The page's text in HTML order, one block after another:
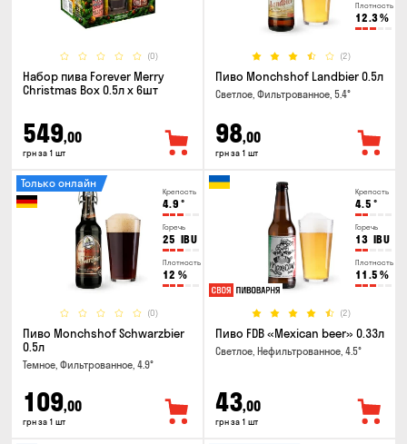
(0)
Набор пива Forever Merry
Christmas Box 0.5л x 6шт
549,00
грн за 1 шт
Плотность
12.3%
(2)
Пиво Monchshof Landbier 0.5л
Светлое, Фильтрованное, 5.4°
98,00
грн за 1 шт
Крепость
4.9 °
Горечь
25 IBU
Плотность
12 %
(0)
Только онлайн
Пиво Monchshof Schwarzbier
0.5л
Темное, Фильтрованное, 4.9°
109,00
грн за 1 шт
Крепость
4.5 °
Горечь
13 IBU
Плотность
11.5 %
(2)
Пиво FDB «Mexican beer» 0.33л
Светлое, Нефильтрованное, 4.5°
43,00
грн за 1 шт